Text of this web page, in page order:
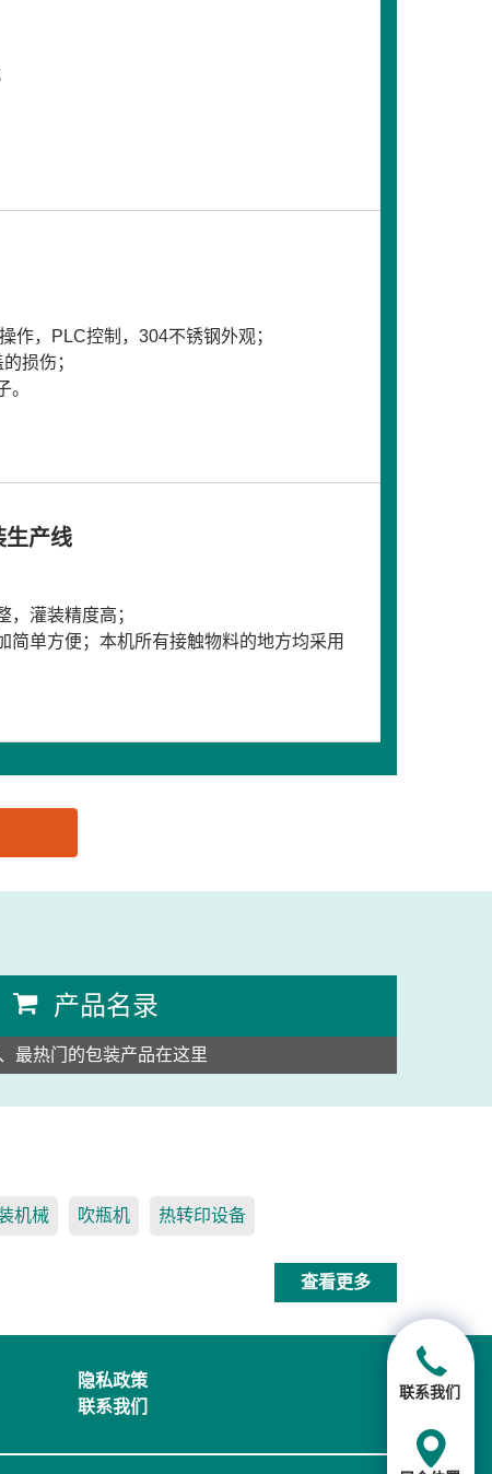
作，PLC控制，304不锈钢外观；
损伤；
生产线
灌装精度高；
单方便；本机所有接触物料的地方均采用
产品名录
最热门的包装产品在这里
机械 吹瓶机 热转印设备
查看更多
隐私政策
联系我们
联系我们